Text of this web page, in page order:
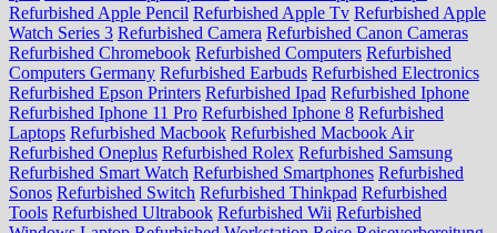
Refurbished Apple Pencil Refurbished Apple Tv Refurbished Apple
Watch Series 3 Refurbished Camera Refurbished Canon Cameras
Refurbished Chromebook Refurbished Computers Refurbished
Computers Germany Refurbished Earbuds Refurbished Electronics
Refurbished Epson Printers Refurbished Ipad Refurbished Iphone
Refurbished Iphone 11 Pro Refurbished Iphone 8 Refurbished
Laptops Refurbished Macbook Refurbished Macbook Air
Refurbished Oneplus Refurbished Rolex Refurbished Samsung
Refurbished Smart Watch Refurbished Smartphones Refurbished
Sonos Refurbished Switch Refurbished Thinkpad Refurbished
Tools Refurbished Ultrabook Refurbished Wii Refurbished